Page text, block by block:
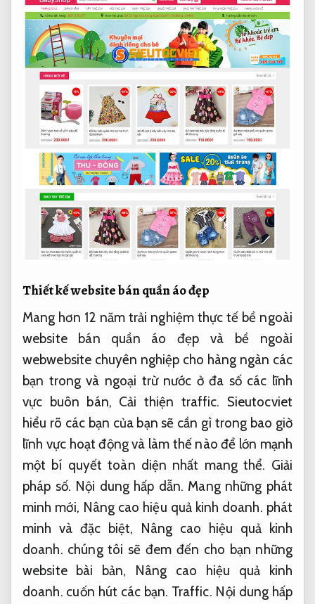
Thiết kế website bán quần áo đẹp
Mang hơn 12 năm trải nghiệm thực tế bề ngoài
website bán quần áo đẹp và bề ngoài
webwebsite chuyên nghiệp cho hàng ngàn các
bạn trong và ngoại trừ nước ở đa số các lĩnh
vực buôn bán, Cải thiện traffic. Sieutocviet
hiểu rõ các bạn của bạn sẽ cần gì trong bao giờ
lĩnh vực hoạt động và làm thế nào để lớn mạnh
một bí quyết toàn diện nhất mang thể. Giải
pháp số. Nội dung hấp dẫn. Mang những phát
minh mới, Nâng cao hiệu quả kinh doanh. phát
minh và đặc biệt, Nâng cao hiệu quả kinh
doanh. chúng tôi sẽ đem đến cho bạn những
website bài bản, Nâng cao hiệu quả kinh
doanh. cuốn hút các bạn. Traffic. Nội dung hấp